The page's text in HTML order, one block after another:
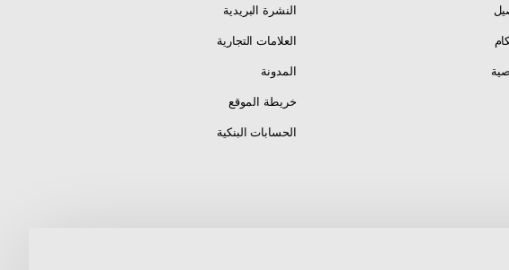
النشرة البريدية
العلامات التجارية
المدونة
خريطة الموقع
الحسابات البنكية